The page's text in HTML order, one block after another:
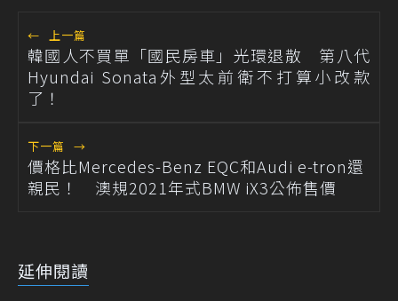
← 上一篇
韓國人不買單「國民房車」光環退散 第八代
Hyundai Sonata外型太前衛不打算小改款
了！
下一篇 →
價格比Mercedes-Benz EQC和Audi e-tron還
親民！ 澳規2021年式BMW iX3公佈售價
延伸閱讀